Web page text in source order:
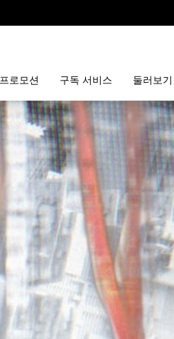
프로모션 구독 서비스 둘러보기